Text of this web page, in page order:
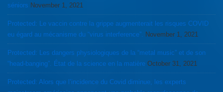
séniors November 1, 2021
Protected: Le vaccin contre la grippe augmenterait les risques COVID
eu égard au mécanisme du “virus interference”. November 1, 2021
Protected: Les dangers physiologiques de la “metal music” et de son
“head-banging”. État de la science en la matière October 31, 2021
Protected: Alors que l’incidence du Covid diminue, les experts